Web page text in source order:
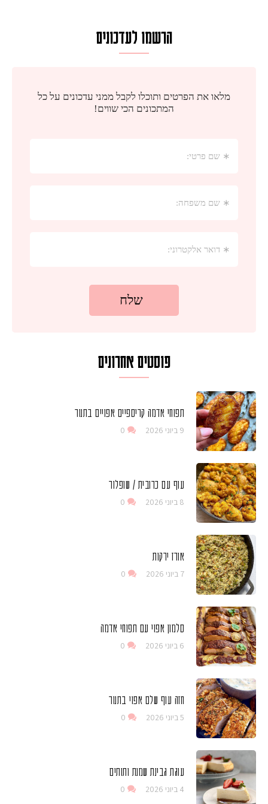
הרשמו לעדכונים
פוסטים אחרונים
תפוחי אדמה קריספיים אפויים בתנור
9 ביוני 2026 0
עוף עם כרובית / שופלור
8 ביוני 2026 0
אורז ירקות
7 ביוני 2026 0
סלמון אפוי עם תפוחי אדמה
6 ביוני 2026 0
חזה עוף שלם אפוי בתנור
5 ביוני 2026 0
עוגת גבינת שמנת ותותים
4 ביוני 2026 0